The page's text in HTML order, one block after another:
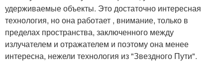
удерживаемые объекты. Это достаточно интересная
технология, но она работает , внимание, только в
пределах пространства, заключенного между
излучателем и отражателем и поэтому она менее
интересна, нежели технология из "Звездного Пути".